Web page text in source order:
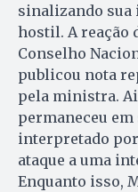
sinalizando sua
hostil. A reação
Conselho
publicou nota
pela ministra.
permaneceu
interpretado
ataque a uma
Enquanto isso,